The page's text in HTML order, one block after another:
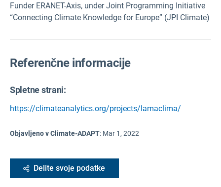
Funder ERANET-Axis, under Joint Programming Initiative
“Connecting Climate Knowledge for Europe” (JPI Climate)
Referenčne informacije
Spletne strani:
https://climateanalytics.org/projects/lamaclima/
Objavljeno v Climate-ADAPT: Mar 1, 2022
Delite svoje podatke